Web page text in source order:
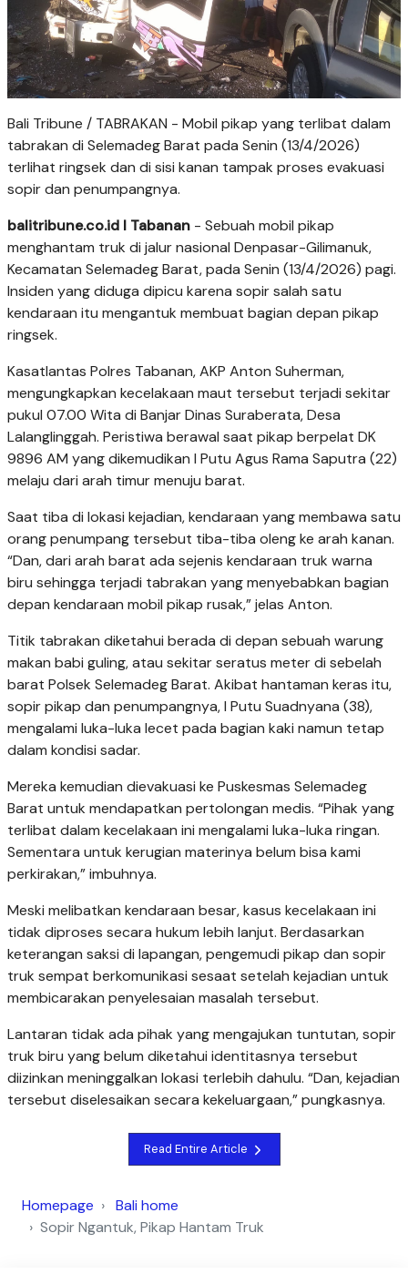
Bali Tribune / TABRAKAN - Mobil pikap yang terlibat dalam
tabrakan di Selemadeg Barat pada Senin (13/4/2026)
terlihat ringsek dan di sisi kanan tampak proses evakuasi
sopir dan penumpangnya.
balitribune.co.id I Tabanan - Sebuah mobil pikap
menghantam truk di jalur nasional Denpasar-Gilimanuk,
Kecamatan Selemadeg Barat, pada Senin (13/4/2026) pagi.
Insiden yang diduga dipicu karena sopir salah satu
kendaraan itu mengantuk membuat bagian depan pikap
ringsek.
Kasatlantas Polres Tabanan, AKP Anton Suherman,
mengungkapkan kecelakaan maut tersebut terjadi sekitar
pukul 07.00 Wita di Banjar Dinas Suraberata, Desa
Lalanglinggah. Peristiwa berawal saat pikap berpelat DK
9896 AM yang dikemudikan I Putu Agus Rama Saputra (22)
melaju dari arah timur menuju barat.
Saat tiba di lokasi kejadian, kendaraan yang membawa satu
orang penumpang tersebut tiba-tiba oleng ke arah kanan.
“Dan, dari arah barat ada sejenis kendaraan truk warna
biru sehingga terjadi tabrakan yang menyebabkan bagian
depan kendaraan mobil pikap rusak,” jelas Anton.
Titik tabrakan diketahui berada di depan sebuah warung
makan babi guling, atau sekitar seratus meter di sebelah
barat Polsek Selemadeg Barat. Akibat hantaman keras itu,
sopir pikap dan penumpangnya, I Putu Suadnyana (38),
mengalami luka-luka lecet pada bagian kaki namun tetap
dalam kondisi sadar.
Mereka kemudian dievakuasi ke Puskesmas Selemadeg
Barat untuk mendapatkan pertolongan medis. “Pihak yang
terlibat dalam kecelakaan ini mengalami luka-luka ringan.
Sementara untuk kerugian materinya belum bisa kami
perkirakan,” imbuhnya.
Meski melibatkan kendaraan besar, kasus kecelakaan ini
tidak diproses secara hukum lebih lanjut. Berdasarkan
keterangan saksi di lapangan, pengemudi pikap dan sopir
truk sempat berkomunikasi sesaat setelah kejadian untuk
membicarakan penyelesaian masalah tersebut.
Lantaran tidak ada pihak yang mengajukan tuntutan, sopir
truk biru yang belum diketahui identitasnya tersebut
diizinkan meninggalkan lokasi terlebih dahulu. “Dan, kejadian
tersebut diselesaikan secara kekeluargaan,” pungkasnya.
Read Entire Article
Homepage
Bali home
Sopir Ngantuk, Pikap Hantam Truk